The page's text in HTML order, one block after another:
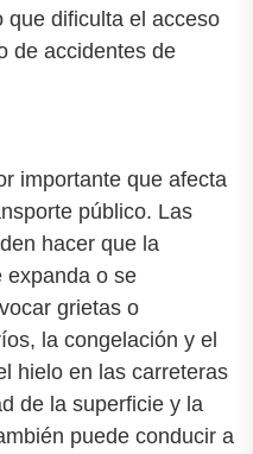
que dificulta el acceso
de accidentes de
importante que afecta
público. Las
hacer que la
expanda o se
grietas o
la congelación y el
hielo en las carreteras
de la superficie y la
puede conducir a